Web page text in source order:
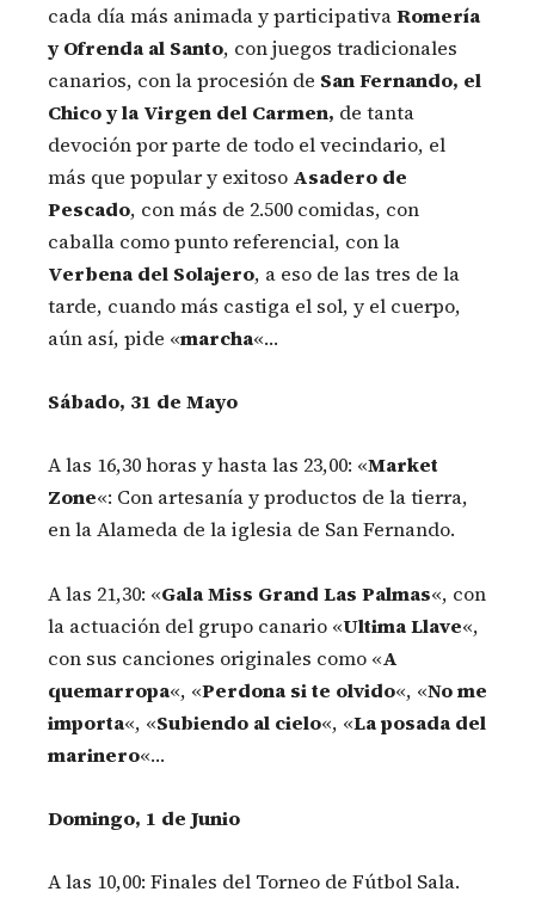
cada día más animada y participativaRomería
y Ofrenda al Santo, con juegos tradicionales
canarios, con la procesión de San Fernando, el
Chico y la Virgen del Carmen, de tanta
devoción por parte de todo el vecindario, el
más que popular y exitoso Asadero de
Pescado, con más de 2.500 comidas, con
caballa como punto referencial, con la
Verbena del Solajero, a eso de las tres de la
tarde, cuando más castiga el sol, y el cuerpo,
aún así, pide «marcha«…
Sábado, 31 de Mayo
A las 16,30 horas y hasta las 23,00: «Market
Zone«: Con artesanía y productos de la tierra,
en la Alameda de la iglesia de San Fernando.
A las 21,30: «Gala Miss Grand Las Palmas«, con
la actuación del grupo canario «Ultima Llave«,
con sus canciones originales como «A
quemarropa«, «Perdona si te olvido«, «No me
importa«, «Subiendo al cielo«, «La posada del
marinero«…
Domingo, 1 de Junio
A las 10,00: Finales del Torneo de Fútbol Sala.